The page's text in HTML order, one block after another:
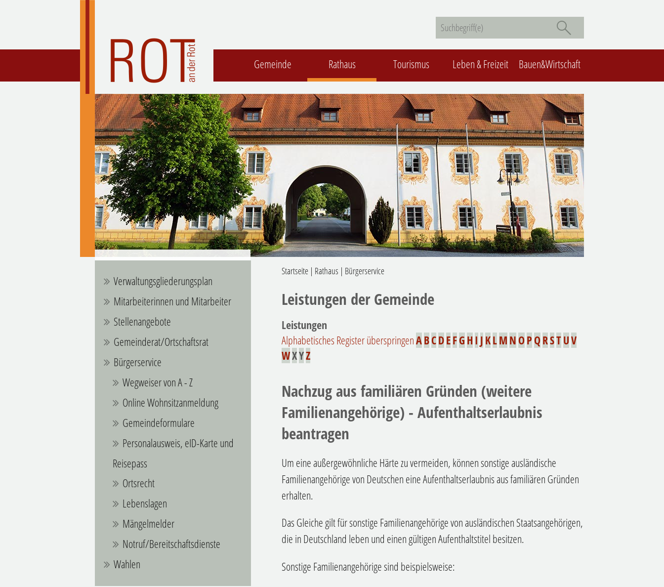
Gemeinde Rathaus Tourismus Leben & Freizeit Bauen&Wirtschaft
Verwaltungsgliederungsplan
Mitarbeiterinnen und Mitarbeiter
Stellenangebote
Gemeinderat/Ortschaftsrat
Bürgerservice
Wegweiser von A - Z
Online Wohnsitzanmeldung
Gemeindeformulare
Personalausweis, eID-Karte und
Reisepass
Ortsrecht
Lebenslagen
Mängelmelder
Notruf/Bereitschaftsdienste
Wahlen
Startseite | Rathaus | Bürgerservice
Leistungen der Gemeinde
Leistungen
Alphabetisches Register überspringenABCDEFGH I JKLMNOPQRSTUV
WXYZ
Nachzug aus familiären Gründen (weitere
Familienangehörige) - Aufenthaltserlaubnis
beantragen
Um eine außergewöhnliche Härte zu vermeiden, können sonstige ausländische
Familienangehörige von Deutschen eine Aufenthaltserlaubnis aus familiären Gründen
erhalten.
Das Gleiche gilt für sonstige Familienangehörige von ausländischen Staatsangehörigen,
die in Deutschland leben und einen gültigen Aufenthaltstitel besitzen.
Sonstige Familienangehörige sind beispielsweise: